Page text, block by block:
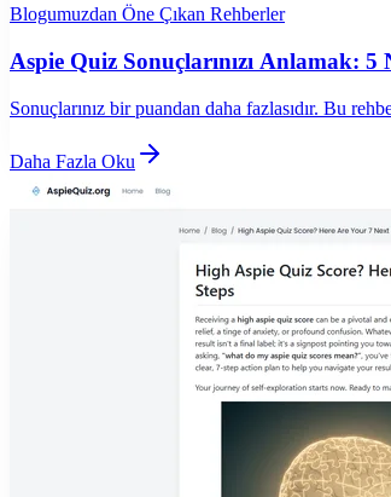
Blogumuzdan Öne Çıkan Rehberler
Aspie Quiz Sonuçlarınızı Anlamak:
Sonuçlarınız bir puandan daha fazlasıdır. Bu
Daha Fazla Oku